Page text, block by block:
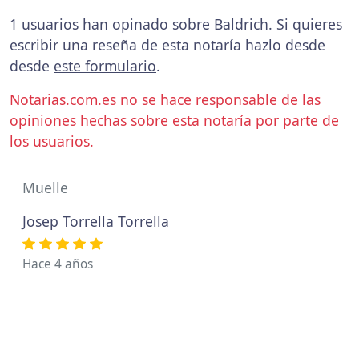
1 usuarios han opinado sobre Baldrich. Si quieres
escribir una reseña de esta notaría hazlo desde
desde este formulario.
Notarias.com.es no se hace responsable de las
opiniones hechas sobre esta notaría por parte de
los usuarios.
Muelle
Josep Torrella Torrella
Hace 4 años